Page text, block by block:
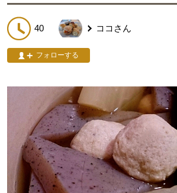
40 ココ さん
フォローする